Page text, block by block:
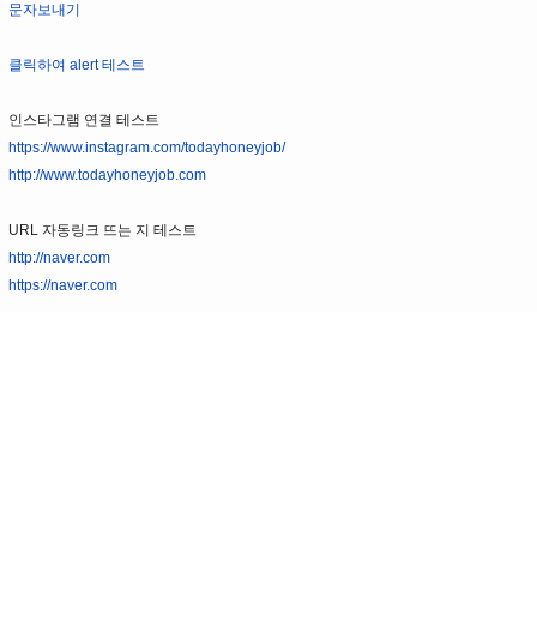
문자보내기
클릭하여 alert 테스트
인스타그램 연결 테스트
https://www.instagram.com/todayhoneyjob/
http://www.todayhoneyjob.com
URL 자동링크 뜨는 지 테스트
http://naver.com
https://naver.com